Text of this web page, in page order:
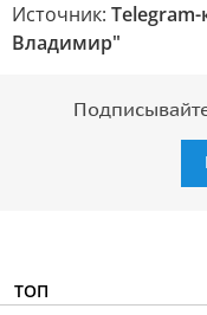
Источник:
Владимир"
ТОП